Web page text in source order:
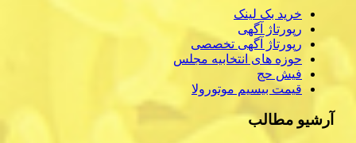
خرید بک لینک
رپورتاژ آگهی
رپورتاژ آگهی تخصصی
حوزه های انتخابیه مجلس
فیش حج
قیمت بیسیم موتورولا
آرشیو مطالب